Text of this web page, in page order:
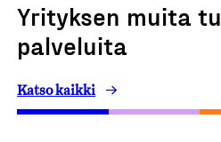
Yrityksen muita
palveluita
Katso kaikki